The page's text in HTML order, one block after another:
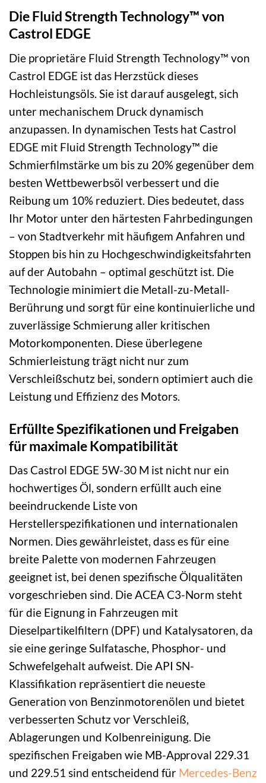
Die Fluid Strength Technology™ von
Castrol EDGE
Die proprietäre Fluid Strength Technology™ von
Castrol EDGE ist das Herzstück dieses
Hochleistungsöls. Sie ist darauf ausgelegt, sich
unter mechanischem Druck dynamisch
anzupassen. In dynamischen Tests hat Castrol
EDGE mit Fluid Strength Technology™ die
Schmierfilmstärke um bis zu 20% gegenüber dem
besten Wettbewerbsöl verbessert und die
Reibung um 10% reduziert. Dies bedeutet, dass
Ihr Motor unter den härtesten Fahrbedingungen
– von Stadtverkehr mit häufigem Anfahren und
Stoppen bis hin zu Hochgeschwindigkeitsfahrten
auf der Autobahn – optimal geschützt ist. Die
Technologie minimiert die Metall-zu-Metall-
Berührung und sorgt für eine kontinuierliche und
zuverlässige Schmierung aller kritischen
Motorkomponenten. Diese überlegene
Schmierleistung trägt nicht nur zum
Verschleißschutz bei, sondern optimiert auch die
Leistung und Effizienz des Motors.
Erfüllte Spezifikationen und Freigaben
für maximale Kompatibilität
Das Castrol EDGE 5W-30 M ist nicht nur ein
hochwertiges Öl, sondern erfüllt auch eine
beeindruckende Liste von
Herstellerspezifikationen und internationalen
Normen. Dies gewährleistet, dass es für eine
breite Palette von modernen Fahrzeugen
geeignet ist, bei denen spezifische Ölqualitäten
vorgeschrieben sind. Die ACEA C3-Norm steht
für die Eignung in Fahrzeugen mit
Dieselpartikelfiltern (DPF) und Katalysatoren, da
sie eine geringe Sulfatasche, Phosphor- und
Schwefelgehalt aufweist. Die API SN-
Klassifikation repräsentiert die neueste
Generation von Benzinmotorenölen und bietet
verbesserten Schutz vor Verschleiß,
Ablagerungen und Kolbenreinigung. Die
spezifischen Freigaben wie MB-Approval 229.31
und 229.51 sind entscheidend für Mercedes-Benz